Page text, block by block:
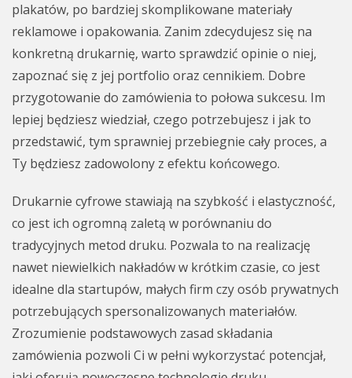
plakatów, po bardziej skomplikowane materiały
reklamowe i opakowania. Zanim zdecydujesz się na
konkretną drukarnię, warto sprawdzić opinie o niej,
zapoznać się z jej portfolio oraz cennikiem. Dobre
przygotowanie do zamówienia to połowa sukcesu. Im
lepiej będziesz wiedział, czego potrzebujesz i jak to
przedstawić, tym sprawniej przebiegnie cały proces, a
Ty będziesz zadowolony z efektu końcowego.
Drukarnie cyfrowe stawiają na szybkość i elastyczność,
co jest ich ogromną zaletą w porównaniu do
tradycyjnych metod druku. Pozwala to na realizację
nawet niewielkich nakładów w krótkim czasie, co jest
idealne dla startupów, małych firm czy osób prywatnych
potrzebujących spersonalizowanych materiałów.
Zrozumienie podstawowych zasad składania
zamówienia pozwoli Ci w pełni wykorzystać potencjał,